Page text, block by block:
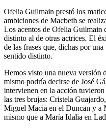
Ofelia Guilmain prestó los
ambiciones de Macbeth se
Los acentos de Ofelia Guilmain
distinto al de otras actrices. El
de las frases que, dichas por
sentido distinto.
Hemos visto una nueva versión
mismo podría decirse de José
intervienen en la acción
las tres brujas: Cristela
Miguel Macia en el Duncan y a
mismo que a María Idalia en